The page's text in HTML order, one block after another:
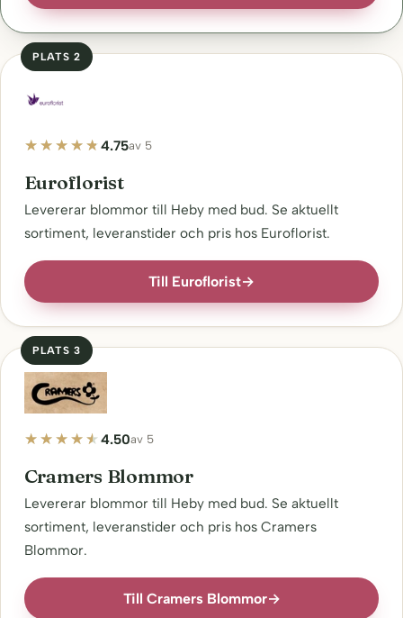
PLATS 2
4.75av 5
Euroflorist
Levererar blommor till Heby med bud. Se aktuellt
sortiment, leveranstider och pris hos Euroflorist.
Till Euroflorist→
PLATS 3
4.50av 5
Cramers Blommor
Levererar blommor till Heby med bud. Se aktuellt
sortiment, leveranstider och pris hos Cramers
Blommor.
Till Cramers Blommor→